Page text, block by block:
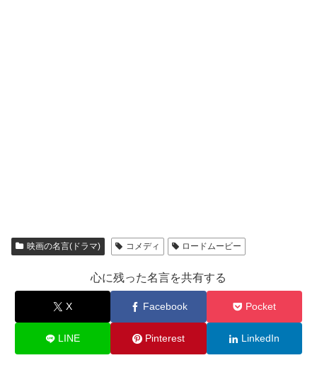
映画の名言(ドラマ) コメディ ロードムービー
心に残った名言を共有する
X Facebook Pocket
LINE Pinterest LinkedIn